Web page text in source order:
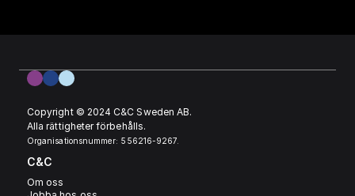
Copyright © 2024 C&C Sweden AB.
Alla rättigheter förbehålls.
Organisationsnummer: 556216-9267.
C&C
Om oss